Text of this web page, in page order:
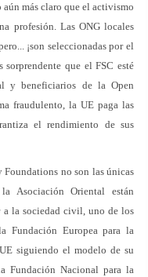
aún más claro que el activismo
profesión. Las ONG locales
¡son seleccionadas por el
que el FSC esté
y beneficiarios de la Open
fraudulento, la UE paga las
el rendimiento de sus
Foundations no son las únicas
Asociación Oriental están
a la sociedad civil, uno de los
Fundación Europea para la
siguiendo el modelo de su
Fundación Nacional para la